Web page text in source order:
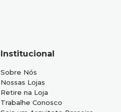
Institucional
Sobre Nós
Nossas Lojas
Retire na Loja
Trabalhe Conosco